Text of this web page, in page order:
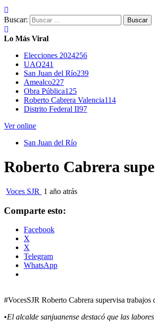
Buscar:
Lo Más Viral
Elecciones 2024256
UAQ241
San Juan del Río239
Amealco227
Obra Pública125
Roberto Cabrera Valencia114
Distrito Federal II97
Ver online
San Juan del Río
Roberto Cabrera
Voces SJR 1 año atrás
Comparte esto:
Facebook
X
X
Telegram
WhatsApp
#VocesSJR Roberto Cabrera supervisa
•El alcalde sanjuanense destacó que las